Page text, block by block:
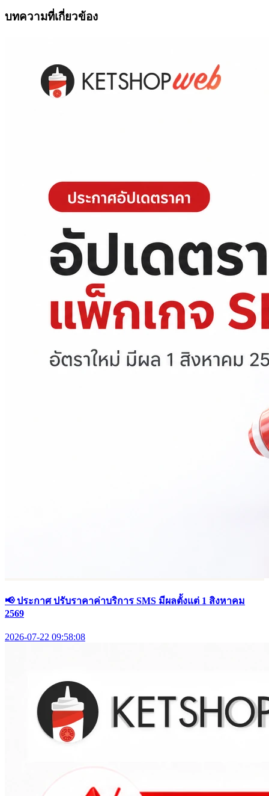
บทความที่เกี่ยวข้อง
📢 ประกาศ ปรับราคาค่าบริการ SMS มีผลตั้งแต่ 1 สิงหาคม
2569
2026-07-22 09:58:08